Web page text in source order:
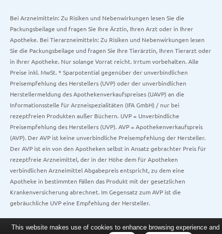
Bei Arzneimitteln: Zu Risiken und Nebenwirkungen lesen Sie die
Packungsbeilage und fragen Sie Ihre Ärztin, Ihren Arzt oder in Ihrer
Apotheke. Bei Tierarzneimitteln: Zu Risiken und Nebenwirkungen lesen
Sie die Packungsbeilage und fragen Sie Ihre Tierärztin, Ihren Tierarzt oder
in Ihrer Apotheke. Nur solange Vorrat reicht. Irrtum vorbehalten. Alle
Preise inkl. MwSt. * Sparpotential gegenüber der unverbindlichen
Preisempfehlung des Herstellers (UVP) oder der unverbindlichen
Herstellermeldung des Apothekenverkaufspreises (UAVP) an die
Informationsstelle für Arzneispezialitäten (IFA GmbH) / nur bei
rezeptfreien Produkten außer Büchern. UVP = Unverbindliche
Preisempfehlung des Herstellers (UVP). AVP = Apothekenverkaufspreis
(AVP). Der AVP ist keine unverbindliche Preisempfehlung der Hersteller.
Der AVP ist ein von den Apotheken selbst in Ansatz gebrachter Preis für
rezeptfreie Arzneimittel, der in der Höhe dem für Apotheken
verbindlichen Arzneimittel Abgabepreis entspricht, zu dem eine
Apotheke in bestimmten Fällen das Produkt mit der gesetzlichen
Krankenversicherung abrechnet. Im Gegensatz zum AVP ist die
gebräuchliche UVP eine Empfehlung der Hersteller.
This website makes use of cookies to enhance browsing experience and